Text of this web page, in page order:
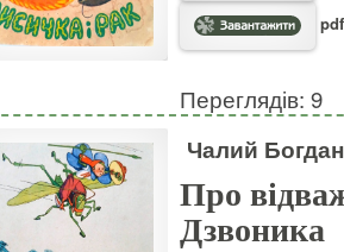
Переглядів: 9
Чалий
Про
Дзвоника